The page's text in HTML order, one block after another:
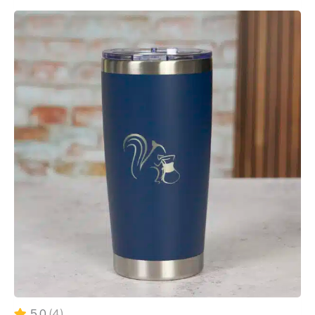
Für optimale Ergebnisse und eine lange Lebensdauer deines
Kaffeevollautomaten empfehlen wir:
Brühgruppe:
Wochen oder nach etwa 200 Bezügen
Milchsystem:
Nach jeder Benutzung spülen,
mindestens täglich gründlich reinigen
Wasserbehälter & Tropfschale:
Mindestens einmal
Mit unserem hochwertigen Reiniger für
Kaffeevollautomaten gestaltest du die regelmäßige Pflege
besonders einfach und effektiv. Im
reduzierten Pflegeset
für Vollautomaten
erhältst du alle Reinigungsmittel
speziell für die einzelnen Bauteile und sorgst damit für
Langlebigkeit und guten Kaffeegeschmack.